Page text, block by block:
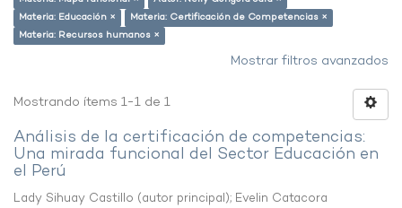
Materia: Educación ×
Materia: Certificación de Competencias ×
Materia: Recursos humanos ×
Mostrar filtros avanzados
Mostrando ítems 1-1 de 1
Análisis de la certificación de competencias:
Una mirada funcional del Sector Educación en
el Perú
Lady Sihuay Castillo (autor principal); Evelin Catacora